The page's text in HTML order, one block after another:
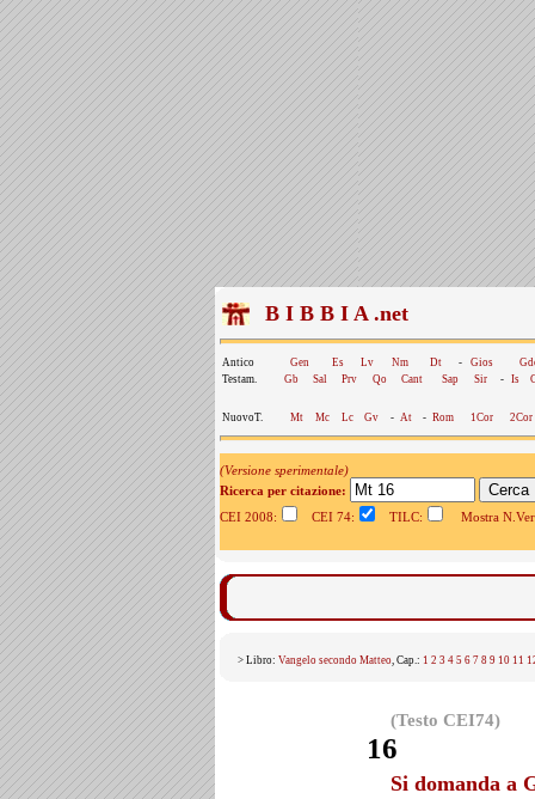
B I B B I A .net
Antico Gen Es Lv Nm Dt - Gios
Testam.
Gb Sal Prv Qo Cant Sap Sir - Is
NuovoT. Mt Mc Lc Gv - At - Rom 1Cor 2Cor
(Versione sperimentale)
Ricerca per citazione:
CEI 2008:
CEI 74: TILC: Mostra
> Libro: Vangelo secondo Matteo, Cap.: 1 2 3 4 5 6 7 8 9 10 11
(Testo CEI74)
16
Si domanda a